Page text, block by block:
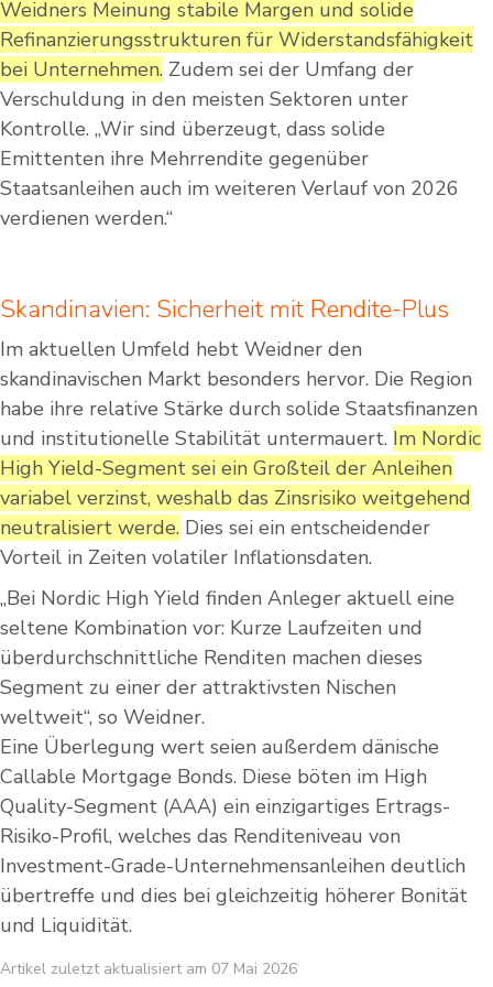
Weidners Meinung stabile Margen und solide
Refinanzierungsstrukturen für Widerstandsfähigkeit
bei Unternehmen. Zudem sei der Umfang der
Verschuldung in den meisten Sektoren unter
Kontrolle. „Wir sind überzeugt, dass solide
Emittenten ihre Mehrrendite gegenüber
Staatsanleihen auch im weiteren Verlauf von 2026
verdienen werden.“
Skandinavien: Sicherheit mit Rendite-Plus
Im aktuellen Umfeld hebt Weidner den
skandinavischen Markt besonders hervor. Die Region
habe ihre relative Stärke durch solide Staatsfinanzen
und institutionelle Stabilität untermauert. Im Nordic
High Yield-Segment sei ein Großteil der Anleihen
variabel verzinst, weshalb das Zinsrisiko weitgehend
neutralisiert werde. Dies sei ein entscheidender
Vorteil in Zeiten volatiler Inflationsdaten.
„Bei Nordic High Yield finden Anleger aktuell eine
seltene Kombination vor: Kurze Laufzeiten und
überdurchschnittliche Renditen machen dieses
Segment zu einer der attraktivsten Nischen
weltweit“, so Weidner.
Eine Überlegung wert seien außerdem dänische
Callable Mortgage Bonds. Diese böten im High
Quality-Segment (AAA) ein einzigartiges Ertrags-
Risiko-Profil, welches das Renditeniveau von
Investment-Grade-Unternehmensanleihen deutlich
übertreffe und dies bei gleichzeitig höherer Bonität
und Liquidität.
Artikel zuletzt aktualisiert am 07 Mai 2026